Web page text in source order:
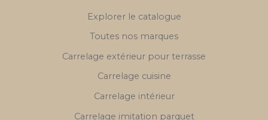
Explorer le catalogue
Toutes nos marques
Carrelage extérieur pour terrasse
Carrelage cuisine
Carrelage intérieur
Carrelage imitation parquet